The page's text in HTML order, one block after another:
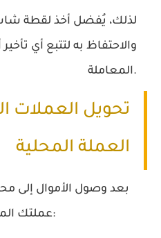
لذلك، يُفضل أخذ لقطة
المعاملة.
تحويل العملات
العملة المحلية
بعد وصول الأموال إلى
عملتك المحلية باتباع الخطوات التالية: